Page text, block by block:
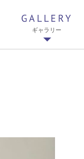
GALLERY
ギャラリー